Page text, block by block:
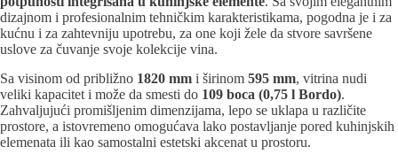
dizajnom i profesionalnim tehničkim karakteristikama, pogodna je i za
kućnu i za zahtevniju upotrebu, za one koji žele da stvore savršene
uslove za čuvanje svoje kolekcije vina.
Sa visinom od približno 1820 mm i širinom 595 mm, vitrina nudi
veliki kapacitet i može da smesti do 109 boca (0,75 l Bordo).
Zahvaljujući promišljenim dimenzijama, lepo se uklapa u različite
prostore, a istovremeno omogućava lako postavljanje pored kuhinjskih
elemenata ili kao samostalni estetski akcenat u prostoru.